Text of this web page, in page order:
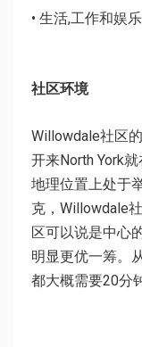
• 生活,工作和娱
社区环境
Willowdale社区
开来North York
地理位置上处于
克，Willowdale
区可以说是中心
明显更优一筹。
都大概需要20分